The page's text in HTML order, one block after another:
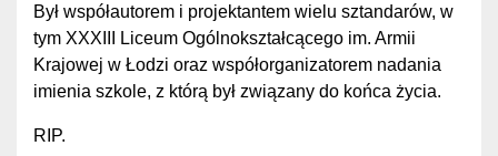
Był współautorem i projektantem wielu sztandarów, w
tym XXXIII Liceum Ogólnokształcącego im. Armii
Krajowej w Łodzi oraz współorganizatorem nadania
imienia szkole, z którą był związany do końca życia.
RIP.